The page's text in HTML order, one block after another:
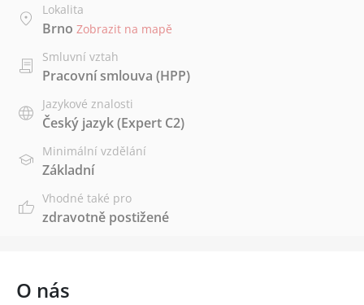
Lokalita
Brno Zobrazit na mapě
Smluvní vztah
Pracovní smlouva (HPP)
Jazykové znalosti
Český jazyk(Expert C2)
Minimální vzdělání
Základní
Vhodné také pro
zdravotně postižené
O nás